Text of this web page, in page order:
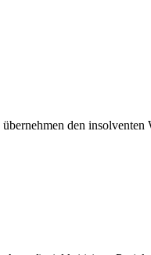
den